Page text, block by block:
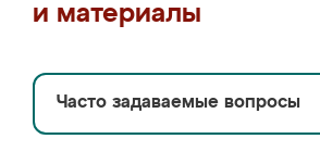
и материалы
Часто задаваемые вопросы